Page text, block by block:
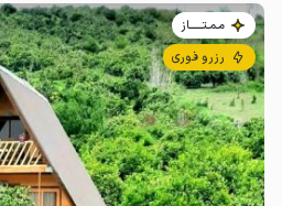
مـمـتــــــاز
رزرو فوری